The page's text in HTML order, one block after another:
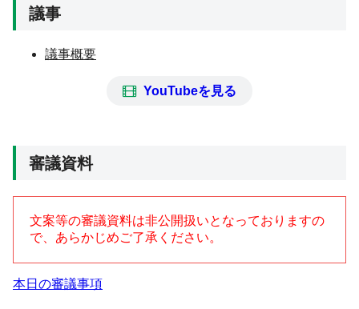
議事
議事概要
YouTubeを見る
審議資料
文案等の審議資料は非公開扱いとなっておりますの
で、あらかじめご了承ください。
本日の審議事項